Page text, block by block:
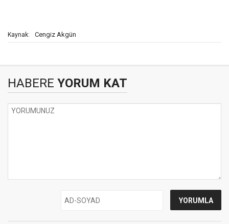
Kaynak: Cengiz Akgün
HABERE YORUM KAT